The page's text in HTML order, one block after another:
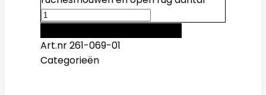
Art.nr261-069-01
Categorieën